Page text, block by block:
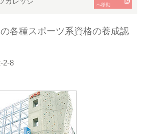
へ移動
各種スポーツ系資格の養成認
2-8